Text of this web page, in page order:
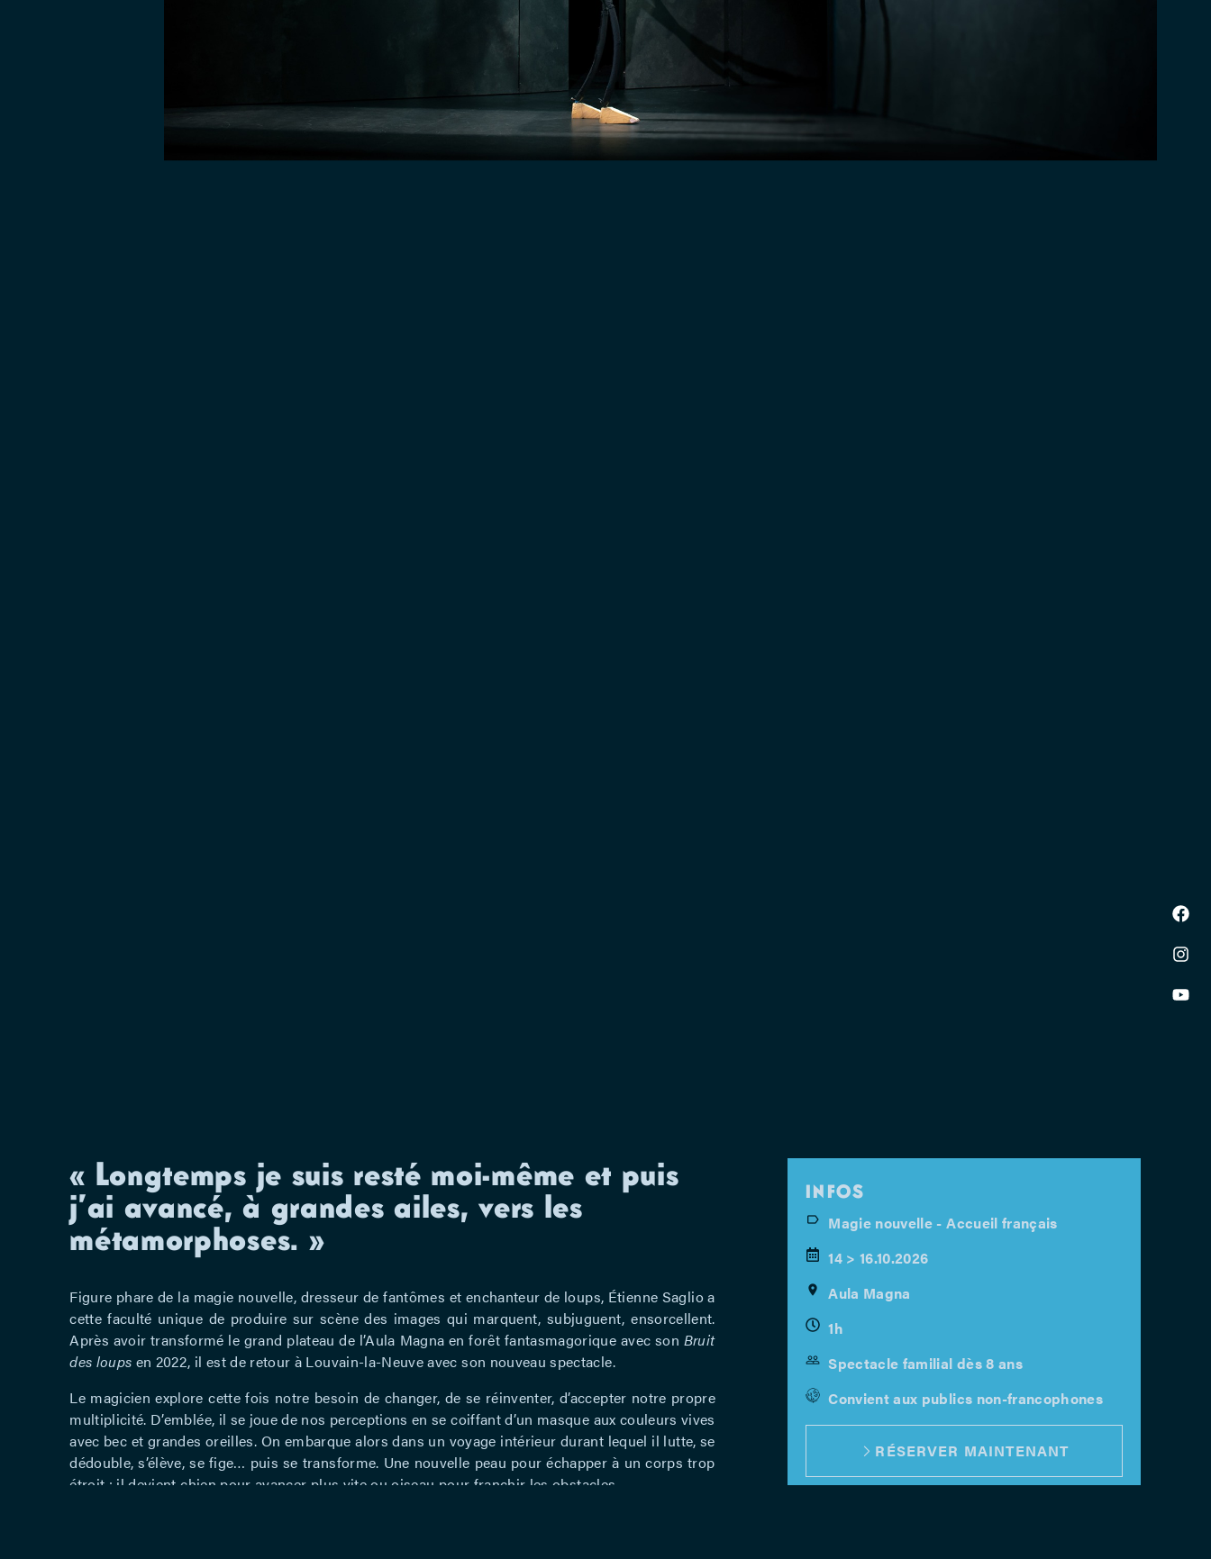
« Longtemps je suis resté moi-même et puis
j’ai avancé, à grandes ailes, vers les
métamorphoses. »
Figure phare de la magie nouvelle, dresseur de fantômes et enchanteur de loups, Étienne Saglio a
cette faculté unique de produire sur scène des images qui marquent, subjuguent, ensorcellent.
Après avoir transformé le grand plateau de l’Aula Magna en forêt fantasmagorique avec son Bruit
des loups en 2022, il est de retour à Louvain-la-Neuve avec son nouveau spectacle.
Le magicien explore cette fois notre besoin de changer, de se réinventer, d’accepter notre propre
multiplicité. D’emblée, il se joue de nos perceptions en se coiffant d’un masque aux couleurs vives
avec bec et grandes oreilles. On embarque alors dans un voyage intérieur durant lequel il lutte, se
dédouble, s’élève, se fige… puis se transforme. Une nouvelle peau pour échapper à un corps trop
étroit : il devient chien pour avancer plus vite ou oiseau pour franchir les obstacles.
INFOS
Magie nouvelle - Accueil français
14 > 16.10.2026
Aula Magna
1h
Spectacle familial dès 8 ans
Convient aux publics non-francophones
RÉSERVER MAINTENANT